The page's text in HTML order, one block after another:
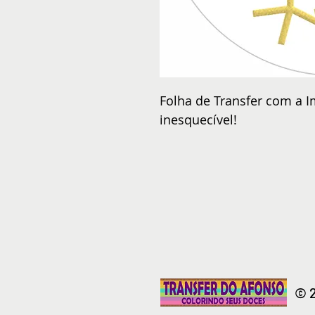
Folha de Transfer com a
inesquecível!
©